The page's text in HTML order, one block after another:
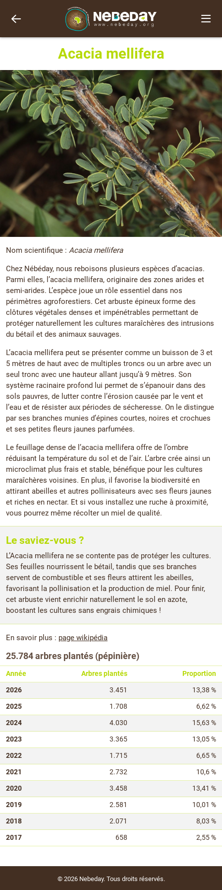
Acacia mellifera
Nom scientifique : Acacia mellifera
Chez Nébéday, nous reboisons plusieurs espèces d’acacias.
Parmi elles, l’acacia mellifera, originaire des zones arides et
semi-arides. L’espèce joue un rôle essentiel dans nos
périmètres agroforestiers. Cet arbuste épineux forme des
clôtures végétales denses et impénétrables permettant de
protéger naturellement les cultures maraîchères des intrusions
du bétail et des animaux sauvages.
L’acacia mellifera peut se présenter comme un buisson de 3 et
5 mètres de haut avec de multiples troncs ou un arbre avec un
seul tronc avec une hauteur allant jusqu’à 9 mètres. Son
système racinaire profond lui permet de s’épanouir dans des
sols pauvres, de lutter contre l’érosion causée par le vent et
l’eau et de résister aux périodes de sécheresse. On le distingue
par ses branches munies d’épines courtes, noires et crochues
et ses petites fleurs jaunes parfumées.
Le feuillage dense de l’acacia mellifera offre de l’ombre
réduisant la température du sol et de l’air. L’arbre crée ainsi un
microclimat plus frais et stable, bénéfique pour les cultures
maraîchères voisines. En plus, il favorise la biodiversité en
attirant abeilles et autres pollinisateurs avec ses fleurs jaunes
et riches en nectar. Et si vous installez une ruche à proximité,
vous pourrez même récolter un miel de qualité.
Le saviez-vous ?
L’Acacia mellifera ne se contente pas de protéger les cultures.
Ses feuilles nourrissent le bétail, tandis que ses branches
servent de combustible et ses fleurs attirent les abeilles,
favorisant la pollinisation et la production de miel. Pour finir,
cet arbuste vient enrichir naturellement le sol en azote,
boostant les cultures sans engrais chimiques !
En savoir plus : page wikipédia
25.784 arbres plantés (pépinière)
Année Arbres plantés
Proportion
2026
3.451
13,38 %
2025
1.708
6,62 %
2024
4.030
15,63 %
2023
3.365
13,05 %
2022
1.715
6,65 %
2021
2.732
10,6 %
2020
3.458
13,41 %
2019
2.581
10,01 %
2018
2.071
8,03 %
2017
658 2,55 %
© 2026 Nebeday. Tous droits réservés.